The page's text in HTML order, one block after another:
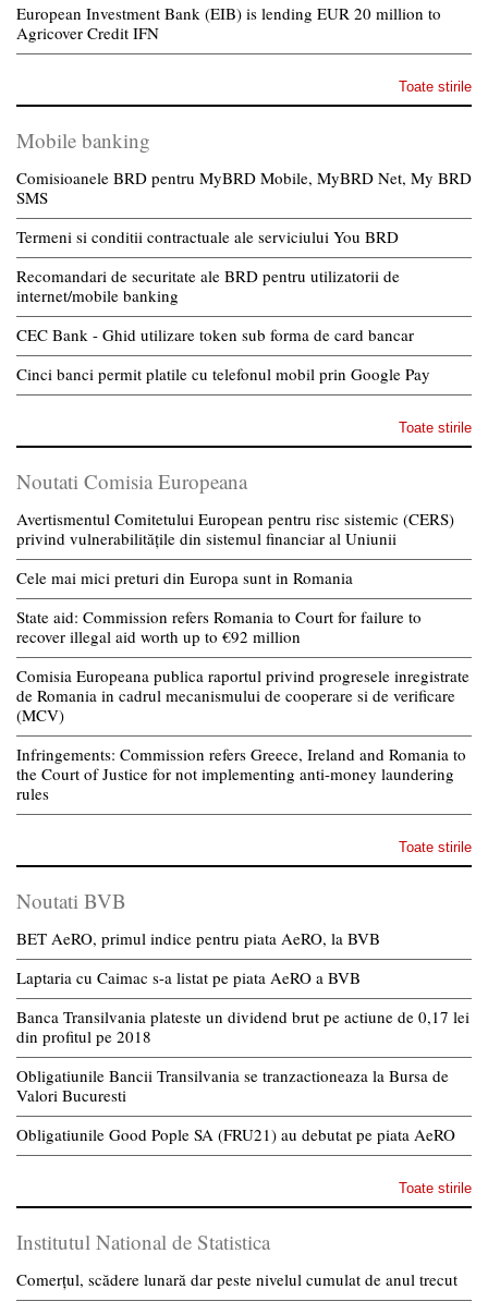
European Investment Bank (EIB) is lending EUR 20 million to
Agricover Credit IFN
Toate stirile
Mobile banking
Comisioanele BRD pentru MyBRD Mobile, MyBRD Net, My BRD
SMS
Termeni si conditii contractuale ale serviciului You BRD
Recomandari de securitate ale BRD pentru utilizatorii de
internet/mobile banking
CEC Bank - Ghid utilizare token sub forma de card bancar
Cinci banci permit platile cu telefonul mobil prin Google Pay
Toate stirile
Noutati Comisia Europeana
Avertismentul Comitetului European pentru risc sistemic (CERS)
privind vulnerabilitățile din sistemul financiar al Uniunii
Cele mai mici preturi din Europa sunt in Romania
State aid: Commission refers Romania to Court for failure to
recover illegal aid worth up to €92 million
Comisia Europeana publica raportul privind progresele inregistrate
de Romania in cadrul mecanismului de cooperare si de verificare
(MCV)
Infringements: Commission refers Greece, Ireland and Romania to
the Court of Justice for not implementing anti-money laundering
rules
Toate stirile
Noutati BVB
BET AeRO, primul indice pentru piata AeRO, la BVB
Laptaria cu Caimac s-a listat pe piata AeRO a BVB
Banca Transilvania plateste un dividend brut pe actiune de 0,17 lei
din profitul pe 2018
Obligatiunile Bancii Transilvania se tranzactioneaza la Bursa de
Valori Bucuresti
Obligatiunile Good Pople SA (FRU21) au debutat pe piata AeRO
Toate stirile
Institutul National de Statistica
Comerțul, scădere lunară dar peste nivelul cumulat de anul trecut